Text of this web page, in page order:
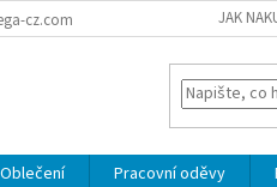
cz.com JAK
Oblečení Pracovní oděvy